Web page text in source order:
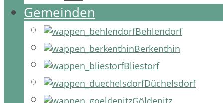
Gemeinden
Behlendorf
Berkenthin
Bliestorf
Düchelsdorf
Göldenitz